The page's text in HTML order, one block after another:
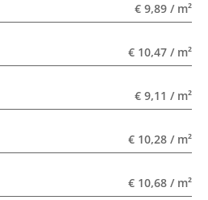
€ 9,89 / m²
€ 10,47 / m²
€ 9,11 / m²
€ 10,28 / m²
€ 10,68 / m²